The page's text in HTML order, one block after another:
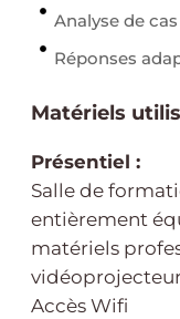
Analyse de
Réponses
Matériels
Présentiel :
Salle de
entièrement
matériels
Accès Wifi